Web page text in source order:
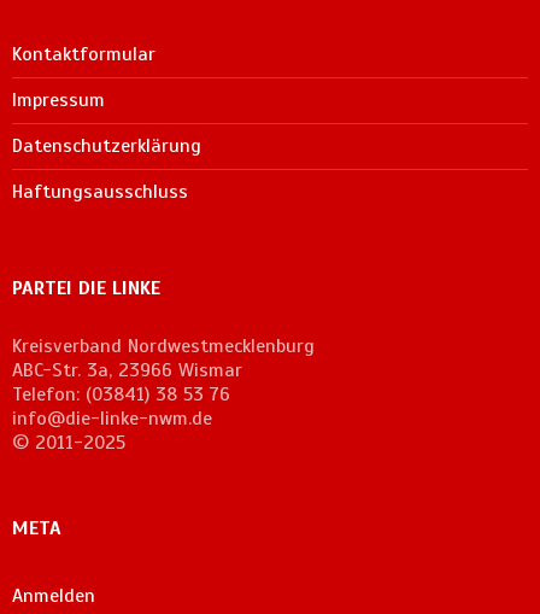
Kontaktformular
Impressum
Datenschutzerklärung
Haftungsausschluss
PARTEI DIE LINKE
Kreisverband Nordwestmecklenburg
ABC-Str. 3a, 23966 Wismar
Telefon: (03841) 38 53 76
info@die-linke-nwm.de
© 2011-2025
META
Anmelden